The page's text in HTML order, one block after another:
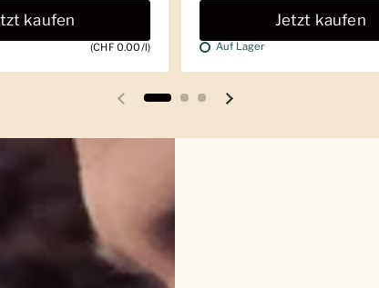
kaufen
(CHF 0.00/l)
Jetzt kaufen
Auf Lager
Vorherige Folie Nächste Folie